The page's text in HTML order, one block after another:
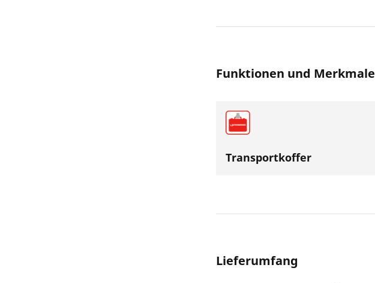
Funktionen und Merkmale
Transportkoffer
Lieferumfang